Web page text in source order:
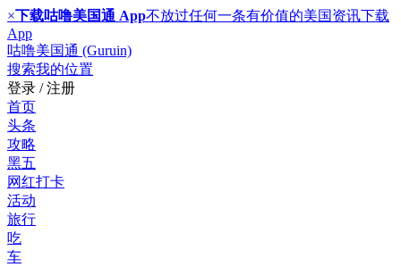
×下载咕噜美国通 App不放过任何一条有价值的美国资讯下载
App
咕噜美国通 (Guruin)
搜索我的位置
登录 / 注册
首页
头条
攻略
黑五
网红打卡
活动
旅行
吃
车